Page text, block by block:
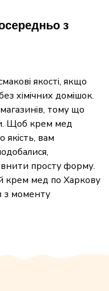
з
якості, якщо
хімічних домішок.
тому що
Щоб крем мед
якість, вам
просту форму.
крем мед по Харкову
з моменту